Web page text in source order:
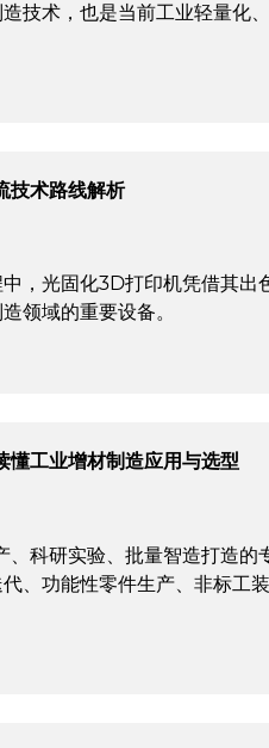
技术，也是当前工业轻量化
技术路线解析
，光固化3D打印机凭借其出
领域的重要设备。
懂工业增材制造应用与选型
科研实验、批量智造打造的
、功能性零件生产、非标工